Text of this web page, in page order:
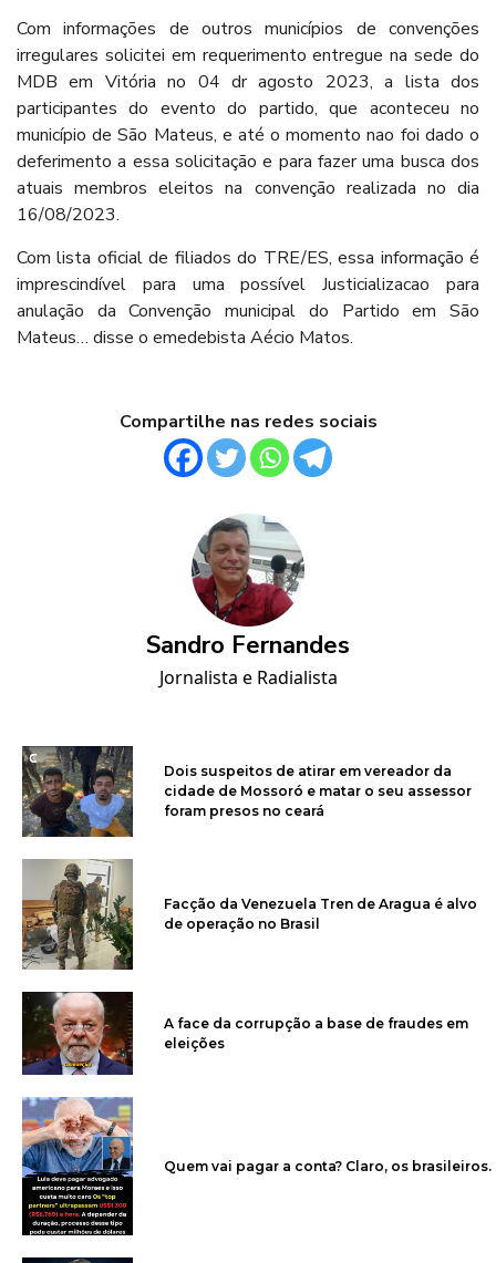
Com informações de outros municípios de convenções
irregulares solicitei em requerimento entregue na sede do
MDB em Vitória no 04 dr agosto 2023, a lista dos
participantes do evento do partido, que aconteceu no
município de São Mateus, e até o momento nao foi dado o
deferimento a essa solicitação e para fazer uma busca dos
atuais membros eleitos na convenção realizada no dia
16/08/2023.
Com lista oficial de filiados do TRE/ES, essa informação é
imprescindível para uma possível Justicializacao para
anulação da Convenção municipal do Partido em São
Mateus… disse o emedebista Aécio Matos.
Compartilhe nas redes sociais
Sandro Fernandes
Jornalista e Radialista
Dois suspeitos de atirar em vereador da
cidade de Mossoró e matar o seu assessor
foram presos no ceará
Facção da Venezuela Tren de Aragua é alvo
de operação no Brasil
A face da corrupção a base de fraudes em
eleições
Quem vai pagar a conta? Claro, os brasileiros.